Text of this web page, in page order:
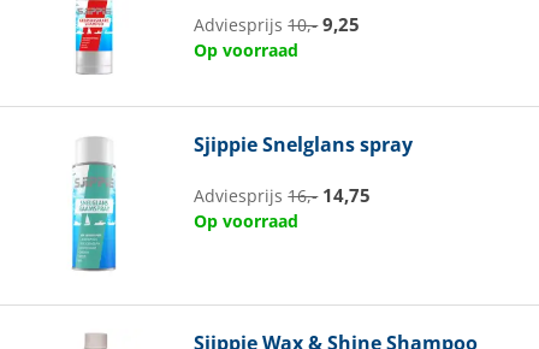
Adviesprijs10,- 9,25
Op voorraad
SjippieSnelglans spray
Adviesprijs16,- 14,75
Op voorraad
SjippieWax & Shine Shampoo